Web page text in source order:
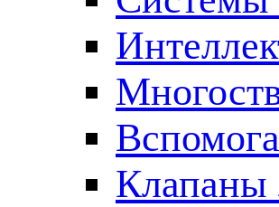
Клапаны